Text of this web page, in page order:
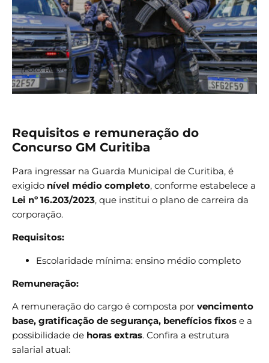
(Foto: Reprodução)
Requisitos e remuneração do
Concurso GM Curitiba
Para ingressar na Guarda Municipal de Curitiba, é
exigido nível médio completo, conforme estabelece a
Lei nº 16.203/2023, que institui o plano de carreira da
corporação.
Requisitos:
Escolaridade mínima: ensino médio completo
Remuneração:
A remuneração do cargo é composta por vencimento
base, gratificação de segurança, benefícios fixos e a
possibilidade de horas extras. Confira a estrutura
salarial atual: